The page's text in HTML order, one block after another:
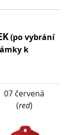
(po vybrání
k
07 červená
(red)